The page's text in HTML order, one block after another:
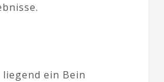
liegend ein Bein